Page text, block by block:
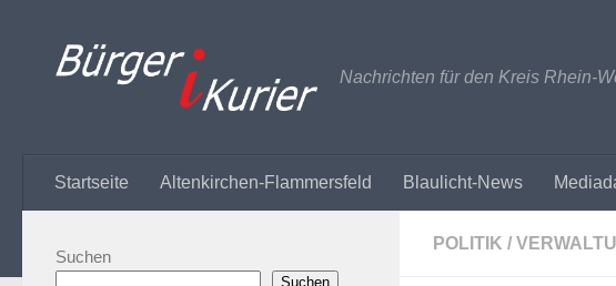
Nachrichten für den Kreis Rhein-
Startseite Altenkirchen-Flammersfeld Blaulicht-News
POLITIK /
Suchen
Suchen